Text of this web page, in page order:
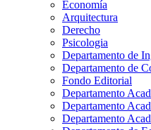
Economía
Arquitectura
Derecho
Psicologia
Departamento de
Departamento de
Fondo Editorial
Departamento
Departamento
Departamento